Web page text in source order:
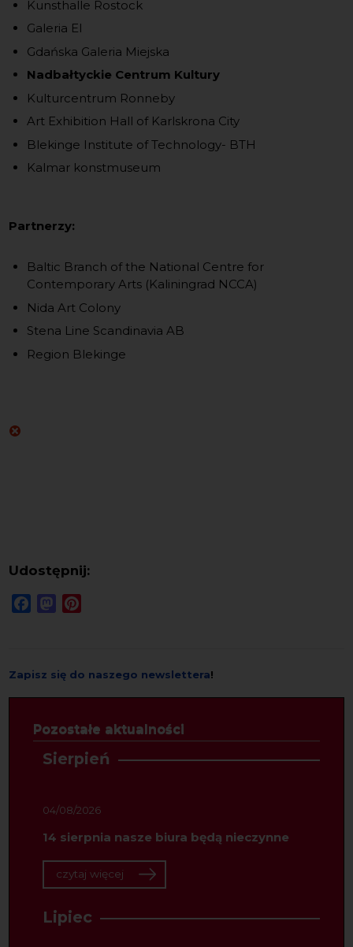
Kunsthalle Rostock
Galeria El
Gdańska Galeria Miejska
Nadbałtyckie Centrum Kultury
Kulturcentrum Ronneby
Art Exhibition Hall of Karlskrona City
Blekinge Institute of Technology- BTH
Kalmar konstmuseum
Partnerzy:
Baltic Branch of the National Centre for
Contemporary Arts (Kaliningrad NCCA)
Nida Art Colony
Stena Line Scandinavia AB
Region Blekinge
Udostępnij:
FacebookMastodon
Zapisz się do naszego newslettera!
Pozostałe aktualności
Sierpień
04/08/2026
14 sierpnia nasze biura będą nieczynne
czytaj więcej
Lipiec